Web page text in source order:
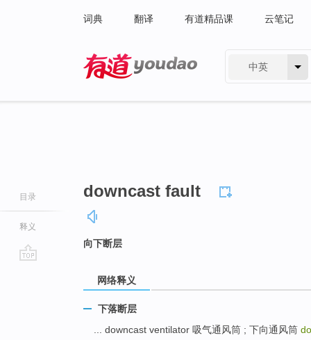
词典 翻译 有道精品课 云笔记
中英
目录
释义
downcast fault
向下断层
网络释义
下落断层
... downcast ventilator 吸气通风筒 ; 下向通风筒